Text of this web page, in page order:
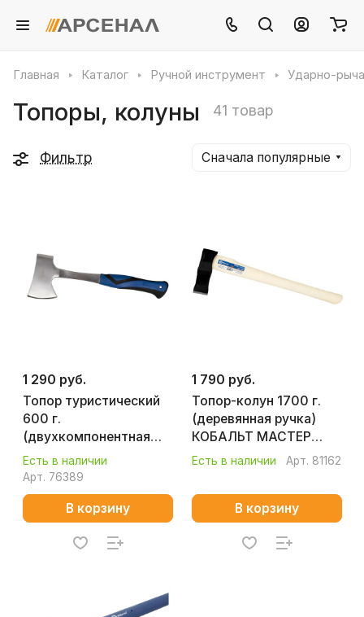
Главная Каталог Ручной инструмент Ударно-
Топоры, колуны 41 товар
Фильтр Сначала популярные
1 290 руб.
Топор туристический
600 г.
(двухкомпонентная
ручка) КОБАЛЬТ 241-
178
Есть в наличии
Арт. 76389
В корзину
1 790 руб.
Топор-колун 1700 г.
(деревянная ручка)
КОБАЛЬТ МАСТЕР
906-661
Есть в наличии Арт. 81162
В корзину